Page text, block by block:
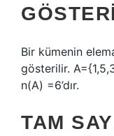
Bir kümenin
gösterilir.
n(A) =6’dır.
TAM